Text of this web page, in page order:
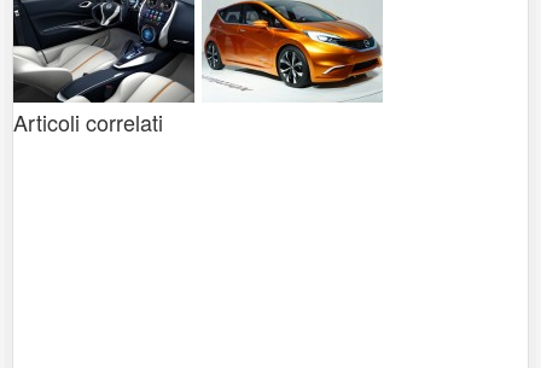
Articoli correlati